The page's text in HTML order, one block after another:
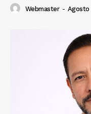
Webmaster - Agosto